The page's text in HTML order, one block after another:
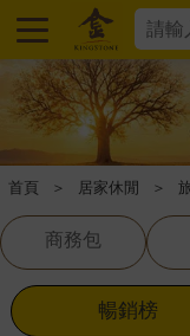
首頁 ＞ 居家休閒 ＞
商務包
暢銷榜